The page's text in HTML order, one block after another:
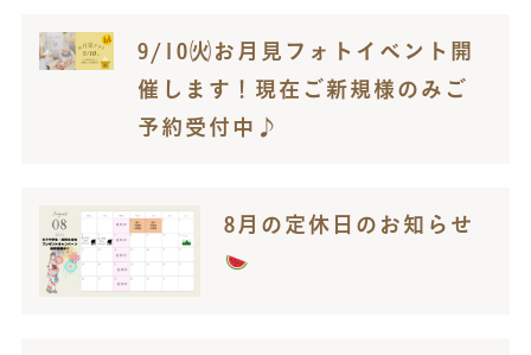
9/10㈫お月見フォトイベント開
催します！現在ご新規様のみご
予約受付中♪
8月の定休日のお知らせ